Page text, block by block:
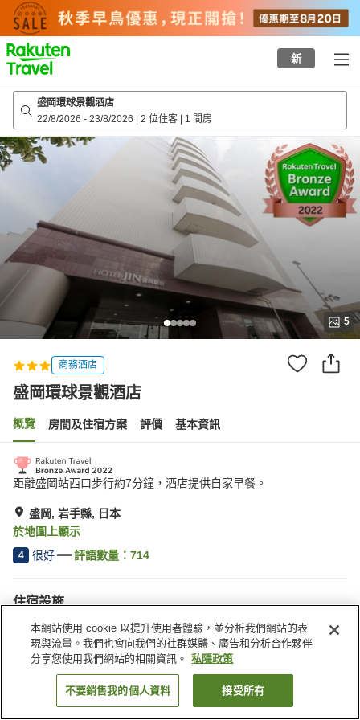
to
top
page
新
盛岡環球景觀酒店
22/8/2026 - 23/8/2026 | 2 位住客 | 1 間房
5
商務酒店
盛岡環球景觀酒店
概覽 房間及住宿方案 評價 基本資訊
距離盛岡站西口步行約7分鐘，酒店提供自家早餐。
盛岡, 岩手縣, 日本
於地圖上顯示
4 很好 評語數量： 714
住宿設施
水療/美容院
自動販賣機
共用微波爐
收費停車場
日本 岩手縣 盛岡 盛岡環球景觀酒店
找客房
本網站使用 cookie 以提升使用者體驗，並分析我們網站的表
現與流量。我們也會向我們的社群媒體、廣告和分析合作夥伴
分享您使用我們網站的相關資訊。
私隱政策
不要銷售我的個人資料 接受所有